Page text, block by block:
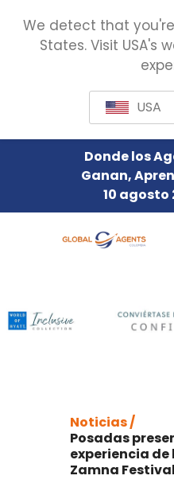
Donde los
Ganan,
10 agosto
Noticias /
Posadas
experiencia de
Zamna
We detect that
States. Visit USA's
USA